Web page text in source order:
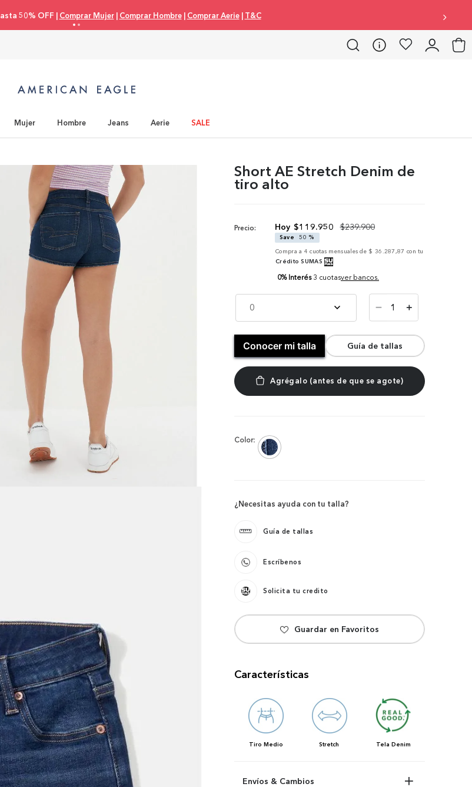
50% OFF | Comprar Mujer| Comprar Hombre| Comprar Aerie| T&C
Mujer Hombre Jeans Aerie SALE
Short AE Stretch Denim de
tiro alto
Precio: $119.950 $239.900
Save
50 %
Compra a 4 cuotas mensuales de $ 36.287,87 con tu
Crédito SUMAS
0% Interés 3 cuotasver bancos.
0 ＋
－
Conocer mi talla Guía de tallas
Color:
¿Necesitas ayuda con tu talla?
Guía de tallas
Escríbenos
Solicita tu credito
Características
Tiro Medio Stretch Tela Denim
Envíos & Cambios